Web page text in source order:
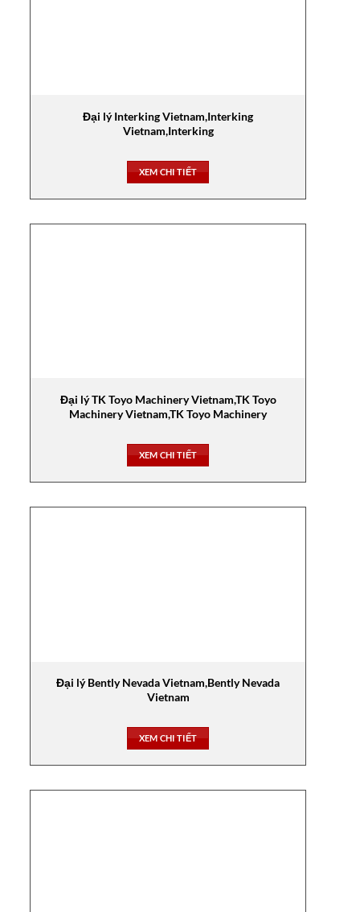
Đại lý Interking Vietnam,Interking
Vietnam,Interking
XEM CHI TIẾT
Đại lý TK Toyo Machinery Vietnam,TK Toyo
Machinery Vietnam,TK Toyo Machinery
XEM CHI TIẾT
Đại lý Bently Nevada Vietnam,Bently Nevada
Vietnam
XEM CHI TIẾT